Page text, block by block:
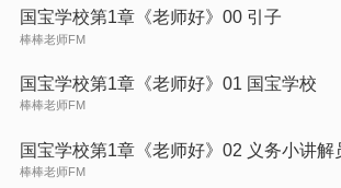
妈失踪的秘密吗?侍宝人与国宝们的神奇之旅即将
国宝学校第1章《老师好》00 引子
棒棒老师FM
国宝学校第1章《老师好》01 国宝学校
棒棒老师FM
国宝学校第1章《老师好》02 义务小讲解
棒棒老师FM